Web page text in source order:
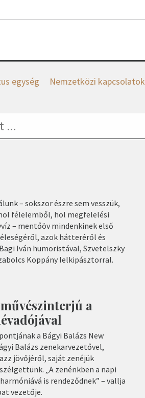
egység Nemzetközi kapcsolatok
– sokszor észre sem vesszük,
félelemből, hol megfelelési
– mentőöv mindenkinek első
azok hátteréről és
Iván humoristával, Szvetelszky
Koppány lelkipásztorral.
a
a Bágyi Balázs New
Balázs zenekarvezetővel,
jövőjéről, saját zenéjük
„A zenénkben a napi
is rendeződnek” – vallja
vezetője.